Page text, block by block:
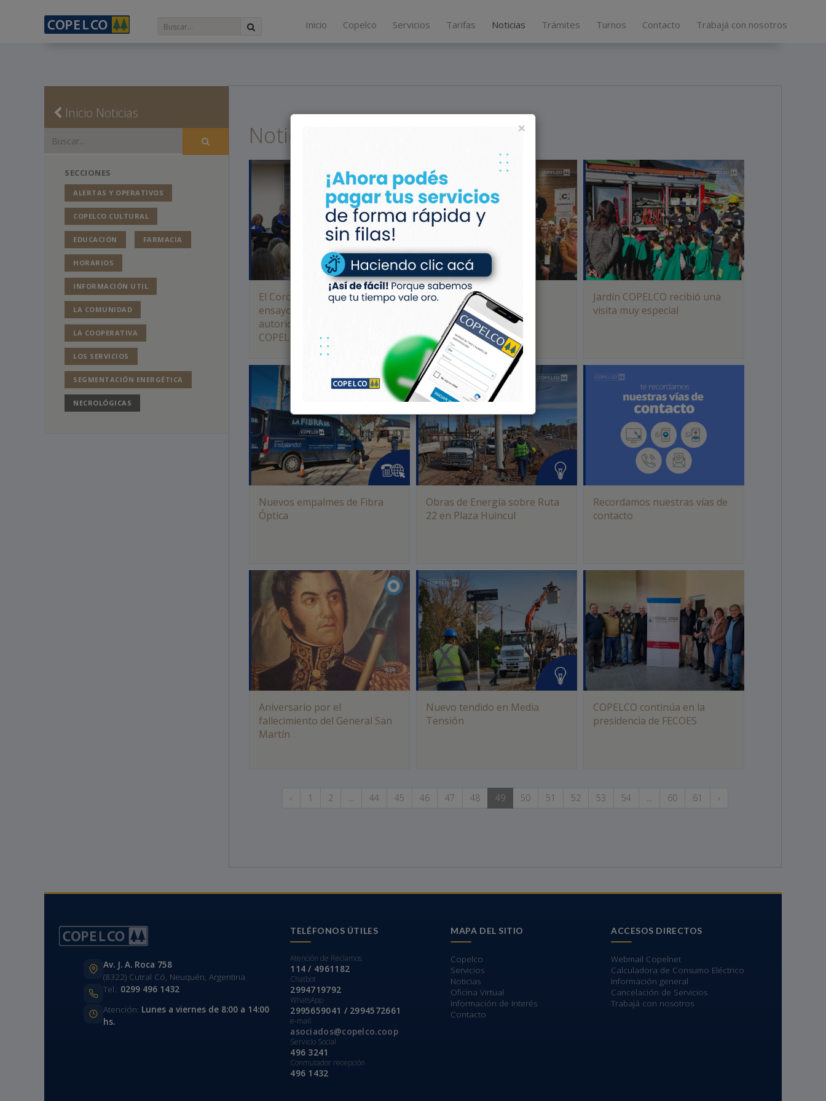
×
Inicio Copelco Servicios Tarifas Noticias Trámites Turnos Contacto Trabajá con nosotros
Inicio Noticias
SECCIONES
ALERTAS Y OPERATIVOS
COPELCO CULTURAL
EDUCACIÓN FARMACIA
HORARIOS
INFORMACIÓN UTIL
LA COMUNIDAD
LA COOPERATIVA
LOS SERVICIOS
SEGMENTACIÓN ENERGÉTICA
NECROLÓGICAS
Noticias
El Coro Amulén realizó un
ensayo abierto para las
autoridades y empleados de
COPELCO
V Congreso Nacional
CONAICE
Jardín COPELCO recibió una
visita muy especial
Nuevos empalmes de Fibra
Óptica
Obras de Energía sobre Ruta
22 en Plaza Huincul
Recordamos nuestras vías de
contacto
Aniversario por el
fallecimiento del General San
Martín
Nuevo tendido en Media
Tensión
COPELCO continúa en la
presidencia de FECOES
‹ 1 2 ... 44 45 46 47 48 49 50 51 52 53 54 ... 60 61 ›
Av. J. A. Roca 758
(8322) Cutral Có, Neuquén, Argentina
Tel.: 0299 496 1432
Atención: Lunes a viernes de 8:00 a 14:00
hs.
TELÉFONOS ÚTILES
Atención de Reclamos
114 / 4961182
Chatbot
2994719792
WhatsApp
2995659041 / 2994572661
e-mail
asociados@copelco.coop
Servicio Social
496 3241
Conmutador recepción
496 1432
MAPA DEL SITIO
Copelco
Servicios
Noticias
Oficina Virtual
Información de Interés
Contacto
ACCESOS DIRECTOS
Webmail Copelnet
Calculadora de Consumo Eléctrico
Información general
Cancelación de Servicios
Trabajá con nosotros